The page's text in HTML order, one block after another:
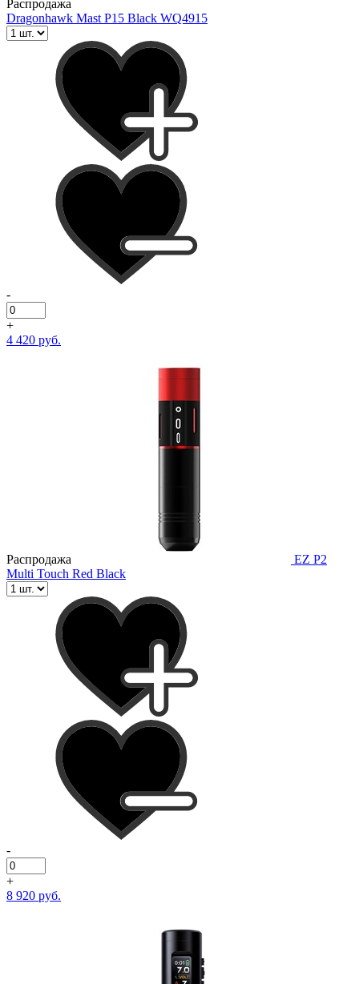
Распродажа
Dragonhawk Mast P15 Black WQ4915
-
+
4 420 руб.
Распродажа
EZ P2
Multi Touch Red Black
-
+
8 920 руб.